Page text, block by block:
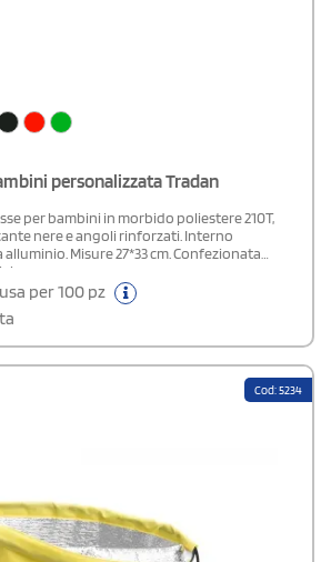
personalizzata Tradan
per bambini in morbido poliestere 210T,
nere e angoli rinforzati. Interno
Misure 27*33 cm. Confezionata
per 100 pz
Cod: 5234